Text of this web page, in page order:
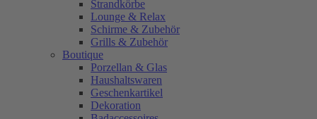
Strandkörbe
Lounge & Relax
Schirme & Zubehör
Grills & Zubehör
Boutique
Porzellan & Glas
Haushaltswaren
Geschenkartikel
Dekoration